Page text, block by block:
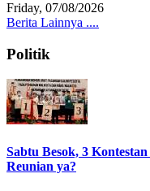
Friday, 07/08/2026
Berita Lainnya ....
Politik
Sabtu Besok, 3
Reunian ya?